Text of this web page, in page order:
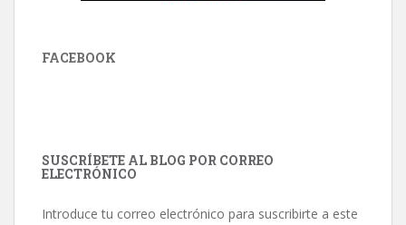
FACEBOOK
SUSCRÍBETE AL BLOG POR CORREO
ELECTRÓNICO
Introduce tu correo electrónico para suscribirte a este